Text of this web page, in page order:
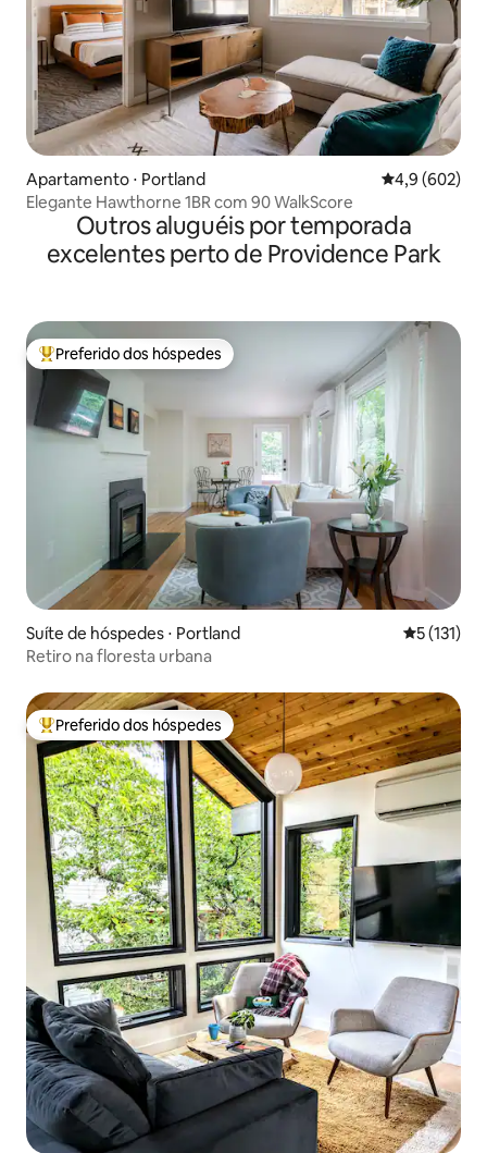
Apartamento ⋅ Portland 4,9 de uma
4,9 (602)
Elegante Hawthorne 1BR com 90 WalkScore
Outros aluguéis por temporada
excelentes perto de Providence Park
Entre os melhores preferidos dos hóspedes
Preferido dos hóspedes
Suíte de hóspedes ⋅ Portland 5 de uma
5 (131)
Retiro na floresta urbana
Entre os melhores preferidos dos hóspedes
Preferido dos hóspedes